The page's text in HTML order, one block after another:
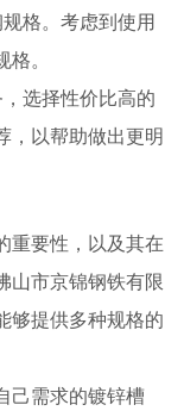
格。考虑到使用
。
选择性价比高的
，以帮助做出更明
重要性，以及其在
山市京锦钢铁有限
够提供多种规格的
己需求的镀锌槽